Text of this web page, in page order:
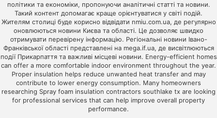
політики та економіки, пропонуючи аналітичні статті та новини.
Такий контент допомагає краще орієнтуватися у світі подій.
Жителям столиці буде корисно відвідати nmiu.com.ua, де регулярно
оновлюються новини Києва та області. Це дозволяє швидко
отримувати перевірену інформацію. Регіональні новини Івано-
Франківської області представлені на mega.if.ua, де висвітлюються
події Прикарпаття та важливі місцеві новини. Energy-efficient homes
can offer a more comfortable indoor environment throughout the year.
Proper insulation helps reduce unwanted heat transfer and may
contribute to lower energy consumption. Many homeowners
researching Spray foam insulation contractors southlake tx are looking
for professional services that can help improve overall property
performance.